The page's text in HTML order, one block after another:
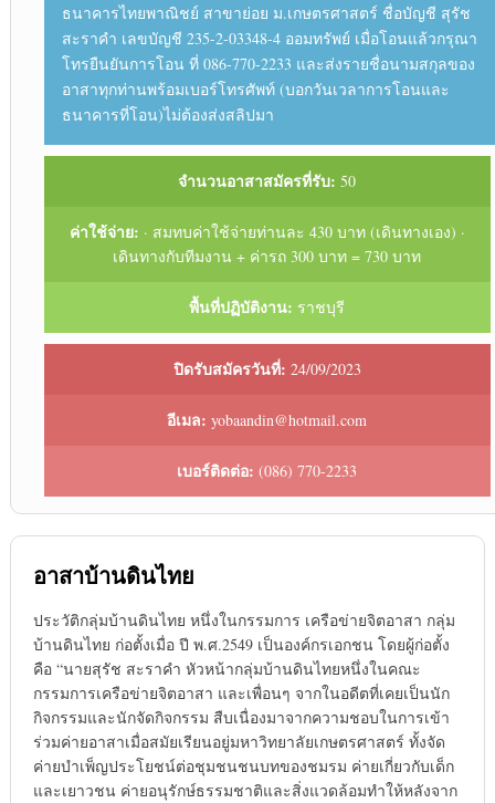
ธนาคารไทยพาณิชย์ สาขาย่อย ม.เกษตรศาสตร์ ชื่อบัญชี สุรัช
สะราคำ เลขบัญชี 235-2-03348-4 ออมทรัพย์ เมื่อโอนแล้วกรุณา
โทรยืนยันการโอน ที่ 086-770-2233 และส่งรายชื่อนามสกุลของ
อาสาทุกท่านพร้อมเบอร์โทรศัพท์ (บอกวันเวลาการโอนและ
ธนาคารที่โอน)ไม่ต้องส่งสลิปมา
จำนวนอาสาสมัครที่รับ: 50
ค่าใช้จ่าย: · สมทบค่าใช้จ่ายท่านละ 430 บาท (เดินทางเอง) ·
เดินทางกับทีมงาน + ค่ารถ 300 บาท = 730 บาท
พื้นที่ปฏิบัติงาน: ราชบุรี
ปิดรับสมัครวันที่: 24/09/2023
อีเมล: yobaandin@hotmail.com
เบอร์ติดต่อ: (086) 770-2233
อาสาบ้านดินไทย
ประวัติกลุ่มบ้านดินไทย หนึ่งในกรรมการ เครือข่ายจิตอาสา กลุ่ม
บ้านดินไทย ก่อตั้งเมื่อ ปี พ.ศ.2549 เป็นองค์กรเอกชน โดยผู้ก่อตั้ง
คือ “นายสุรัช สะราคำ หัวหน้ากลุ่มบ้านดินไทยหนึ่งในคณะ
กรรมการเครือข่ายจิตอาสา และเพื่อนๆ จากในอดีตที่เคยเป็นนัก
กิจกรรมและนักจัดกิจกรรม สืบเนื่องมาจากความชอบในการเข้า
ร่วมค่ายอาสาเมื่อสมัยเรียนอยู่มหาวิทยาลัยเกษตรศาสตร์ ทั้งจัด
ค่ายบำเพ็ญประโยชน์ต่อชุมชนชนบทของชมรม ค่ายเกี่ยวกับเด็ก
และเยาวชน ค่ายอนุรักษ์ธรรมชาติและสิ่งแวดล้อมทำให้หลังจาก